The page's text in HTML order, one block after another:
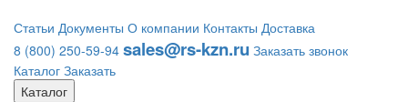
Статьи Документы О компании Контакты Доставка
8 (800) 250-59-94 sales@rs-kzn.ru Заказать звонок
Каталог Заказать
Каталог